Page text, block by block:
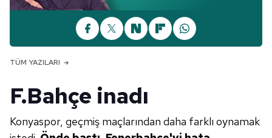
TÜM YAZILARI
F.Bahçe inadı
Konyaspor, geçmiş maçlarından daha farklı oynamak